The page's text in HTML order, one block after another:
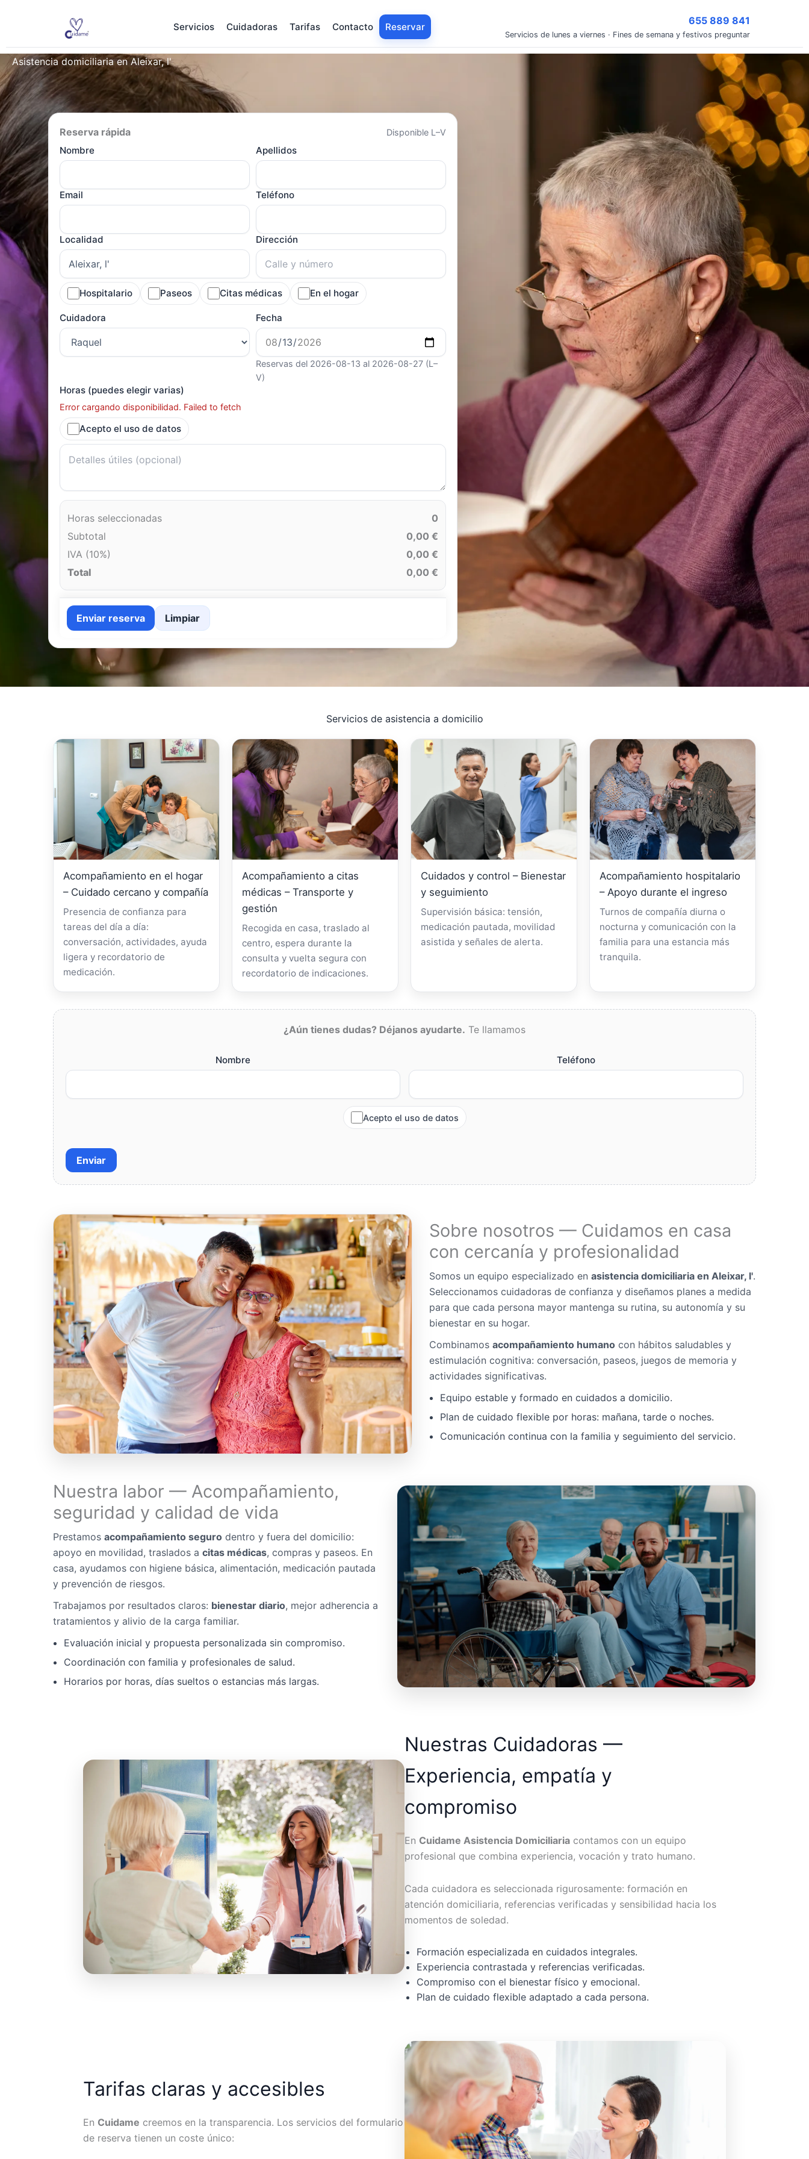
Servicios Cuidadoras Tarifas Contacto Reservar
655 889 841
Servicios de lunes a viernes · Fines de semana y festivos preguntar
Asistencia domiciliaria en Aleixar, l'
Reserva rápida Disponible L–V
Nombre Apellidos
Email Teléfono
Localidad Dirección
Hospitalario Paseos Citas médicas En el hogar
Cuidadora Fecha
Reservas del 2026-08-13 al 2026-08-27 (L–
V)
Horas (puedes elegir varias)
Error cargando disponibilidad. Failed to fetch
Acepto el uso de datos
Horas seleccionadas
0
Subtotal
0,00 €
IVA (10%)
0,00 €
Total
0,00 €
Enviar reserva Limpiar
Servicios de asistencia a domicilio
Acompañamiento en el hogar
– Cuidado cercano y compañía
Presencia de confianza para
tareas del día a día:
conversación, actividades, ayuda
ligera y recordatorio de
medicación.
Acompañamiento a citas
médicas – Transporte y
gestión
Recogida en casa, traslado al
centro, espera durante la
consulta y vuelta segura con
recordatorio de indicaciones.
Cuidados y control – Bienestar
y seguimiento
Supervisión básica: tensión,
medicación pautada, movilidad
asistida y señales de alerta.
Acompañamiento hospitalario
– Apoyo durante el ingreso
Turnos de compañía diurna o
nocturna y comunicación con la
familia para una estancia más
tranquila.
¿Aún tienes dudas? Déjanos ayudarte. Te llamamos
Nombre Teléfono
Acepto el uso de datos
Enviar
Sobre nosotros — Cuidamos en casa
con cercanía y profesionalidad
Somos un equipo especializado enasistencia domiciliaria en Aleixar, l'.
Seleccionamos cuidadoras de confianza y diseñamos planes a medida
para que cada persona mayor mantenga su rutina, su autonomía y su
bienestar en su hogar.
Combinamosacompañamiento humano con hábitos saludables y
estimulación cognitiva: conversación, paseos, juegos de memoria y
actividades significativas.
Equipo estable y formado en cuidados a domicilio.
Plan de cuidado flexible por horas: mañana, tarde o noches.
Comunicación continua con la familia y seguimiento del servicio.
Nuestra labor — Acompañamiento,
seguridad y calidad de vida
Prestamos acompañamiento seguro dentro y fuera del domicilio:
apoyo en movilidad, traslados a citas médicas, compras y paseos. En
casa, ayudamos con higiene básica, alimentación, medicación pautada
y prevención de riesgos.
Trabajamos por resultados claros: bienestar diario, mejor adherencia a
tratamientos y alivio de la carga familiar.
Evaluación inicial y propuesta personalizada sin compromiso.
Coordinación con familia y profesionales de salud.
Horarios por horas, días sueltos o estancias más largas.
Nuestras Cuidadoras —
Experiencia, empatía y
compromiso
En Cuidame Asistencia Domiciliaria contamos con un equipo
profesional que combina experiencia, vocación y trato humano.
Cada cuidadora es seleccionada rigurosamente: formación en
atención domiciliaria, referencias verificadas y sensibilidad hacia los
momentos de soledad.
Formación especializada en cuidados integrales.
Experiencia contrastada y referencias verificadas.
Compromiso con el bienestar físico y emocional.
Plan de cuidado flexible adaptado a cada persona.
Tarifas claras y accesibles
En Cuidame creemos en la transparencia. Los servicios del formulario
de reserva tienen un coste único: